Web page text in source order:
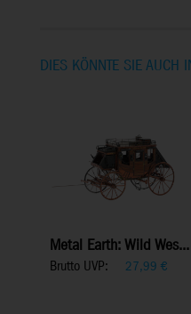
DIES KÖNNTE SIE AUCH
Metal Earth: Wild Wes...
Brutto UVP: 27,99 €